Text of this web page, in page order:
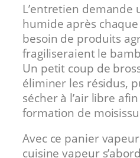
L’entretien demande
humide après
besoin de produits
fragiliseraient le
Un petit coup de
éliminer les résidus,
sécher à l’air libre afin
formation de
Avec ce panier
cuisine vapeur